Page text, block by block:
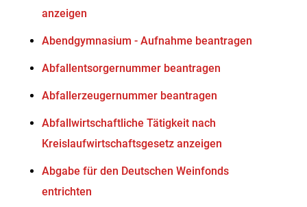
anzeigen
Abendgymnasium - Aufnahme beantragen
Abfallentsorgernummer beantragen
Abfallerzeugernummer beantragen
Abfallwirtschaftliche Tätigkeit nach
Kreislaufwirtschaftsgesetz anzeigen
Abgabe für den Deutschen Weinfonds
entrichten